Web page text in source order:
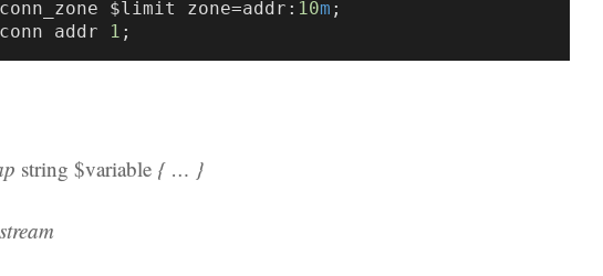
$limit zone=addr: 10m ;
addr
1
string $variable{ … }